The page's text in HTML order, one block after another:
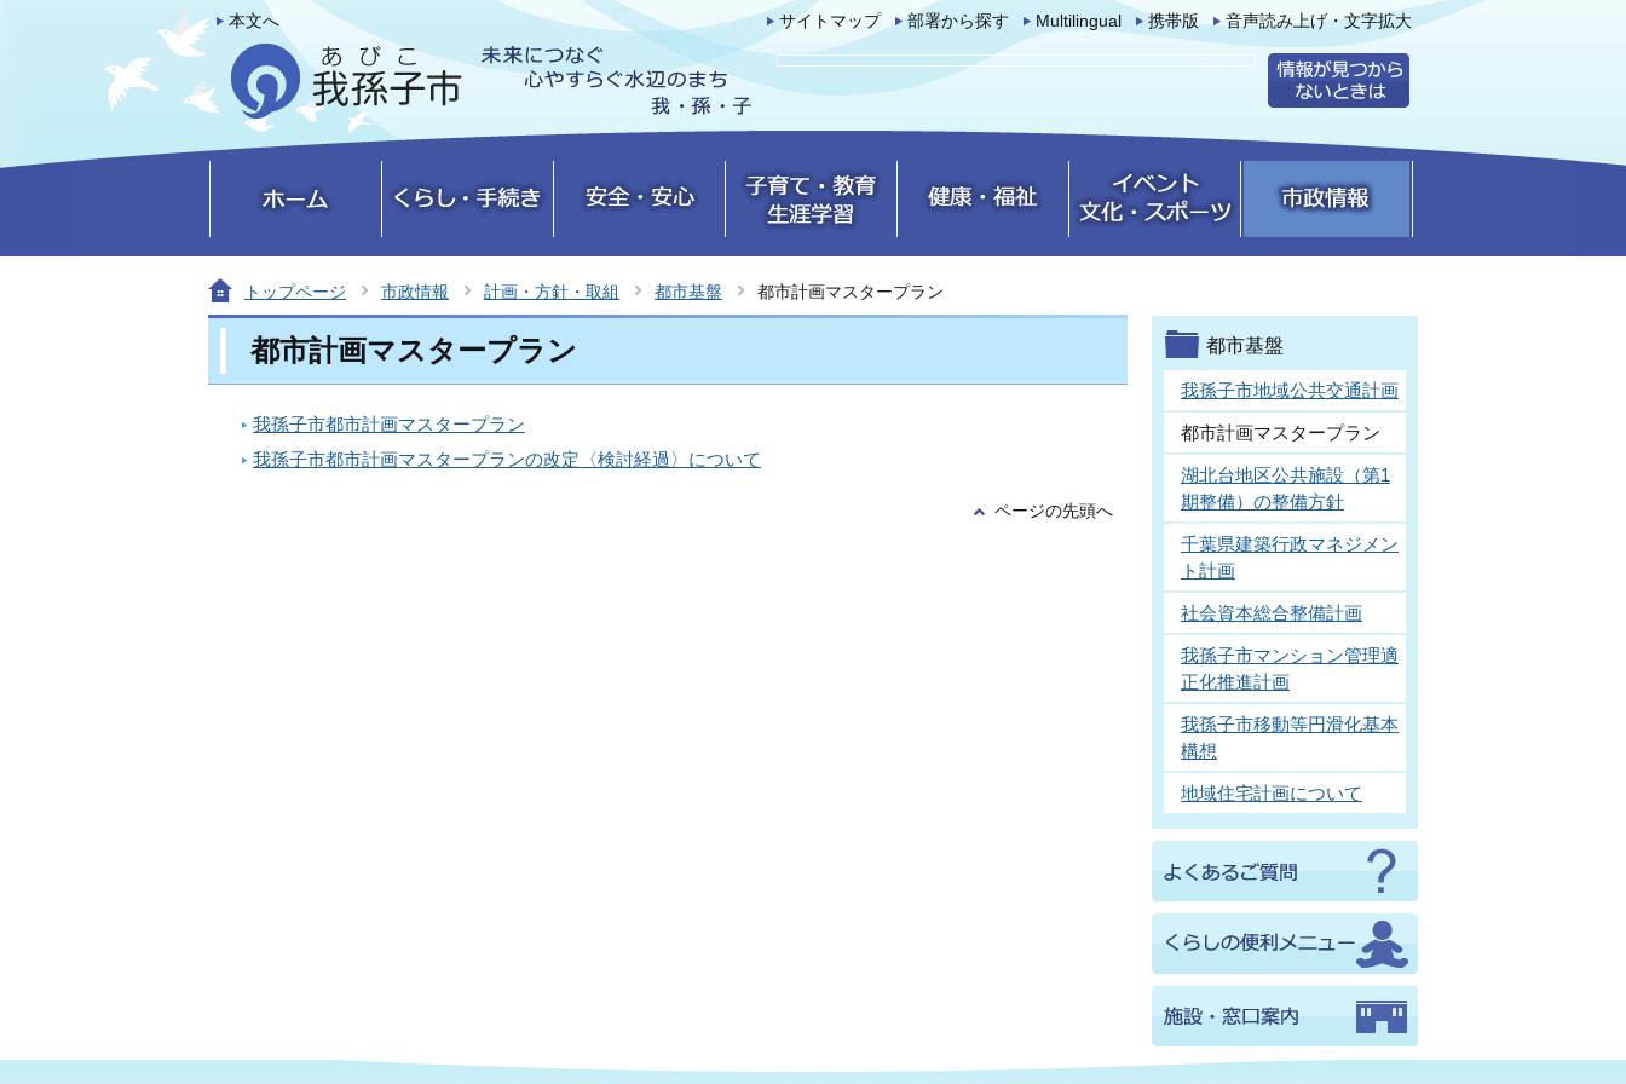
本文へ サイトマップ 部署から探す Multilingual 携帯版 音声読み上げ・文字拡大
トップページ 市政情報 計画・方針・取組 都市基盤 都市計画マスタープラン
都市計画マスタープラン
我孫子市都市計画マスタープラン
我孫子市都市計画マスタープランの改定〈検討経過〉について
ページの先頭へ
都市基盤
我孫子市地域公共交通計画
都市計画マスタープラン
湖北台地区公共施設（第1
期整備）の整備方針
千葉県建築行政マネジメン
ト計画
社会資本総合整備計画
我孫子市マンション管理適
正化推進計画
我孫子市移動等円滑化基本
構想
地域住宅計画について